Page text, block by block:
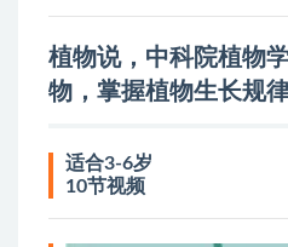
植物说，中科院植物
物，掌握植物生长规
适合3-6岁
10节视频